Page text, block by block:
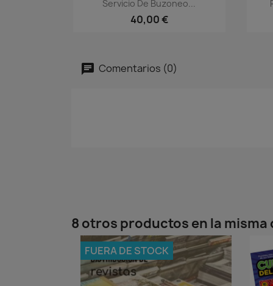
Servicio De Buzoneo...
40,00 €
Comentarios (0)
8 otros productos en la
FUERA DE STOCK